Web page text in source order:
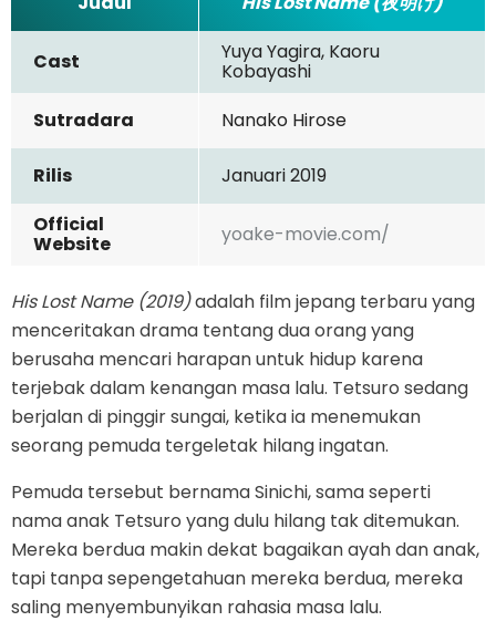
Cast Yuya Yagira, Kaoru
Kobayashi
Sutradara
Nanako Hirose
Rilis
Januari 2019
Official
Website yoake-movie.com/
His Lost Name (2019)adalah film jepang terbaru yang
menceritakan drama tentang dua orang yang
berusaha mencari harapan untuk hidup karena
terjebak dalam kenangan masa lalu. Tetsuro sedang
berjalan di pinggir sungai, ketika ia menemukan
seorang pemuda tergeletak hilang ingatan.
Pemuda tersebut bernama Sinichi, sama seperti
nama anak Tetsuro yang dulu hilang tak ditemukan.
Mereka berdua makin dekat bagaikan ayah dan anak,
tapi tanpa sepengetahuan mereka berdua, mereka
saling menyembunyikan rahasia masa lalu.